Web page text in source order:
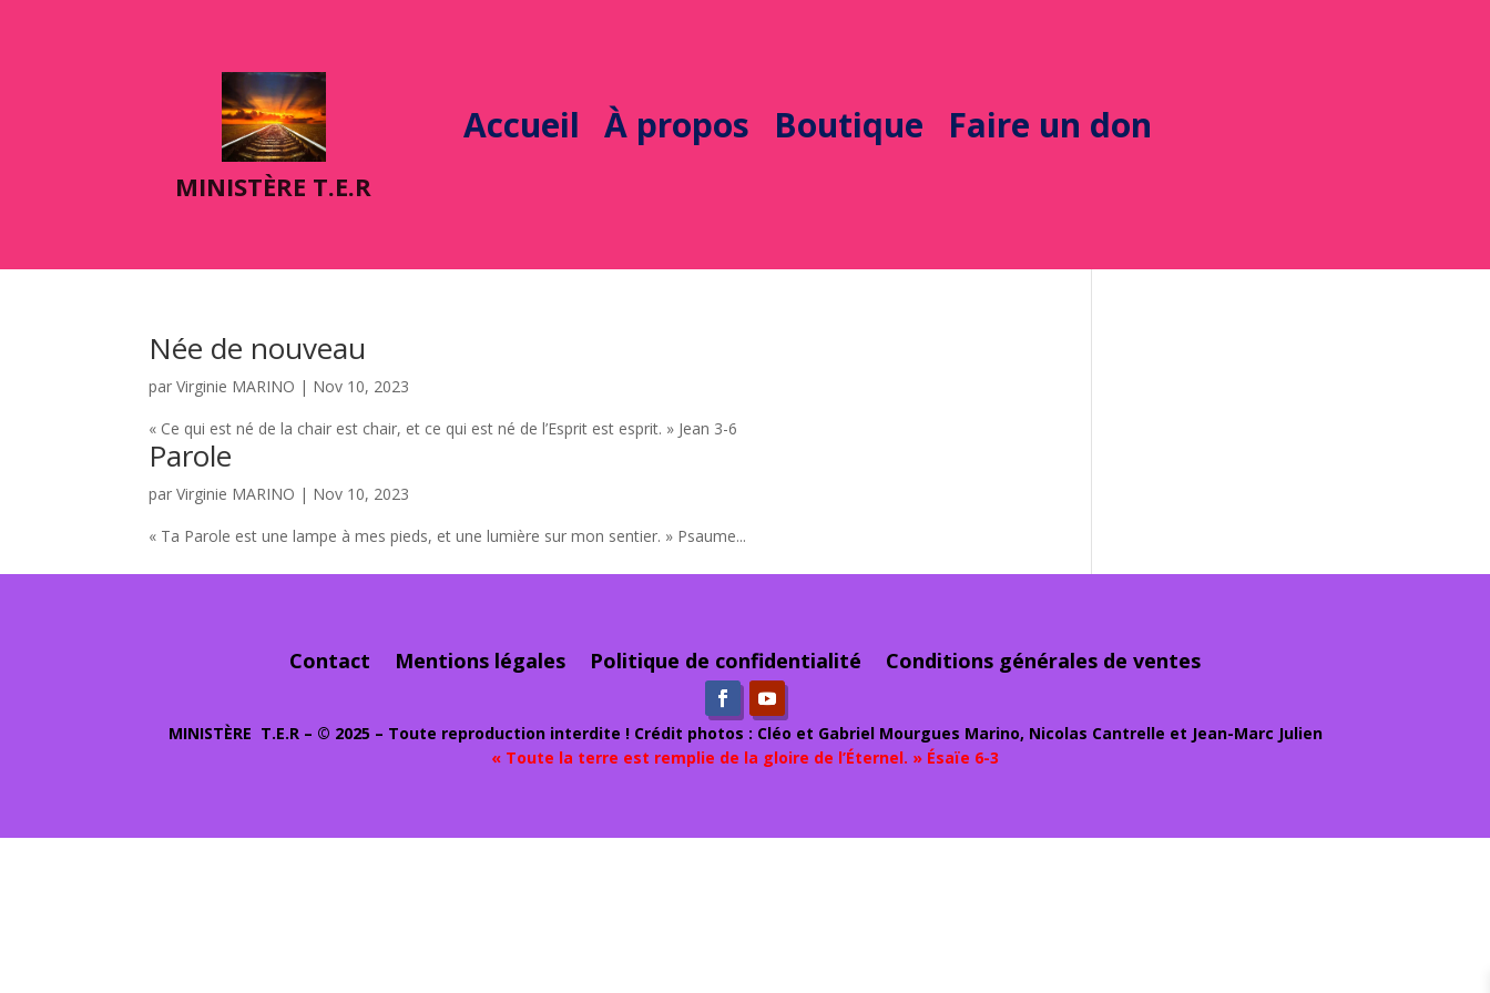
MINISTÈRE T.E.R
Accueil À propos Boutique Faire un don
Née de nouveau
parVirginie MARINO | Nov 10, 2023
« Ce qui est né de la chair est chair, et ce qui est né de l’Esprit est esprit. » Jean 3-6
Parole
parVirginie MARINO | Nov 10, 2023
« Ta Parole est une lampe à mes pieds, et une lumière sur mon sentier. » Psaume...
Contact Mentions légales Politique de confidentialité Conditions générales de ventes
MINISTÈRE T.E.R – © 2025 – Toute reproduction interdite ! Crédit photos : Cléo et Gabriel Mourgues Marino, Nicolas Cantrelle et Jean-Marc Julien
« Toute la terre est remplie de la gloire de l’Éternel. » Ésaïe 6-3